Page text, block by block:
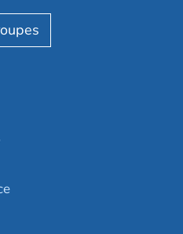
Villa Médicis